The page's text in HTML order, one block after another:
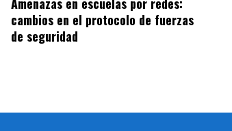
cambios en el protocolo de fuerzas
de seguridad